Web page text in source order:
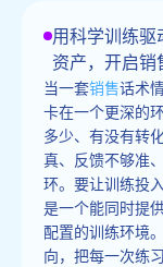
用科学训练
资产，开启
当一套销售话术
卡在一个更深的
多少、有没有转
真、反馈不够准
环。要让训练投
是一个能同时提
配置的训练环境
向，把每一次练